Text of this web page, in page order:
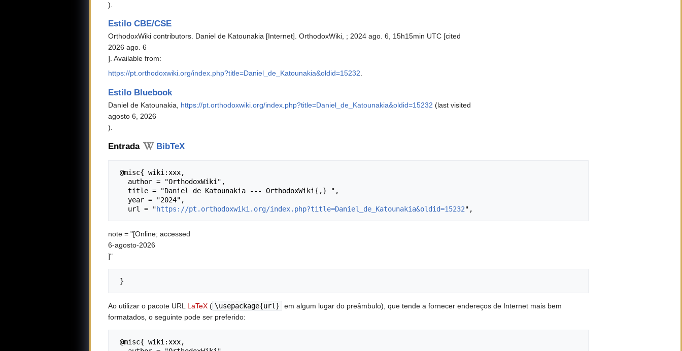
).
Estilo CBE/CSE
OrthodoxWiki contributors. Daniel de Katounakia [Internet]. OrthodoxWiki, ; 2024 ago. 6, 15h15min UTC [cited
2026 ago. 6
]. Available from:
https://pt.orthodoxwiki.org/index.php?title=Daniel_de_Katounakia&oldid=15232
Estilo Bluebook
Daniel de Katounakia, https://pt.orthodoxwiki.org/index.php?title=Daniel_de_Katounakia&oldid=15232 (last visited
agosto 6, 2026
).
Entrada BibTeX
   url = "
https://pt.orthodoxwiki.org/index.php?title=Daniel_de_Katounakia&oldid=15232
note = "[Online; accessed
6-agosto-2026
]"
Ao utilizar o pacote URL LaTeX ( \usepackage{url}
em algum lugar do preâmbulo), que tende a fornecer endereços de Internet mais bem
formatados, o seguinte pode ser preferido: